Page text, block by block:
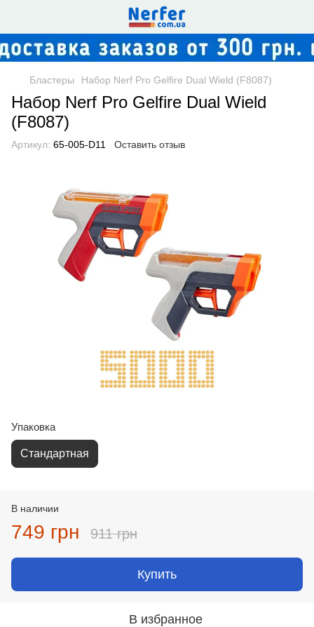
Бластеры Набор Nerf Pro Gelfire Dual Wield (F8087)
Набор Nerf Pro Gelfire Dual Wield
(F8087)
Артикул: 65-005-D11 Оставить отзыв
Упаковка
Стандартная
В наличии
749 грн 911 грн
Купить
В избранное